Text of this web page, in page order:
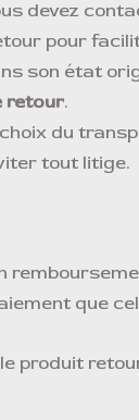
devez
pour
son état
retour.
du
tout litige.
que
produit